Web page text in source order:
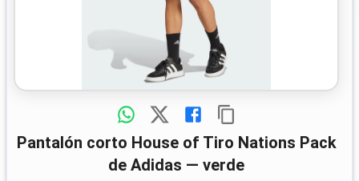
Pantalón corto House of Tiro Nations Pack
de Adidas — verde